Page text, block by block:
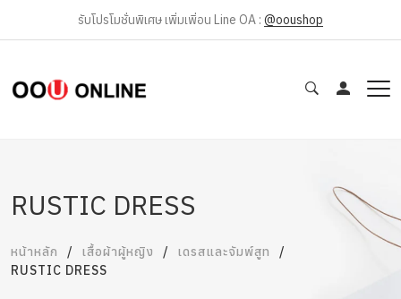
รับโปรโมชั่นพิเศษ เพิ่มเพิ่อน Line OA : @ooushop
RUSTIC DRESS
หน้าหลัก เสื้อผ้าผู้หญิง
เดรสและจัมพ์สูท
RUSTIC DRESS